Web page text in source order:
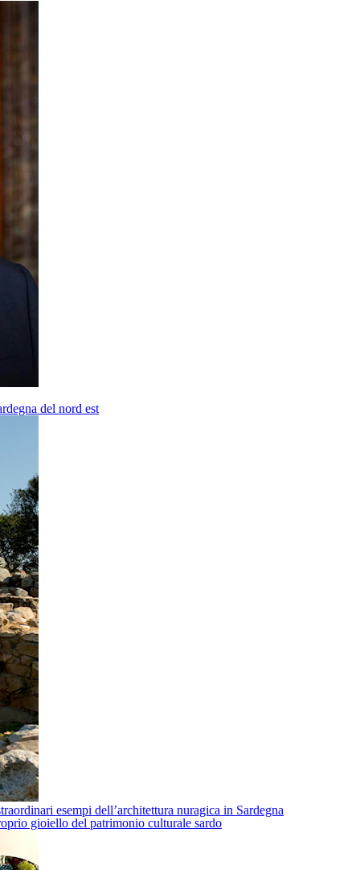
del nord est
esempi dell’architettura nuragica in Sardegna
gioiello del patrimonio culturale sardo